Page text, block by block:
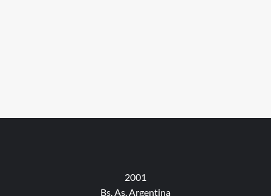
2001
Bs. As. Argentina